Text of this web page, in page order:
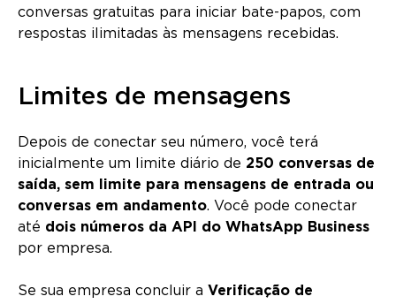
conversas gratuitas para iniciar bate-papos, com
respostas ilimitadas às mensagens recebidas.
Limites de mensagens
Depois de conectar seu número, você terá
inicialmente um limite diário de 250 conversas de
saída, sem limite para mensagens de entrada ou
conversas em andamento. Você pode conectar
até dois números da API do WhatsApp Business
por empresa.
Se sua empresa concluir a Verificação de